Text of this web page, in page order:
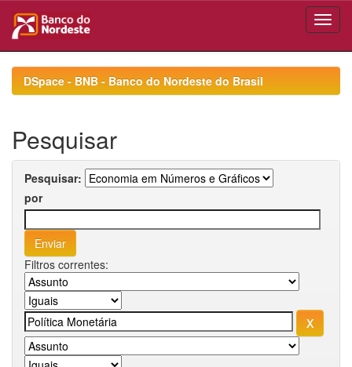
navigationDSpace - BNB - Banco do Nordeste do Brasil
Pesquisar
Pesquisar:
por
Filtros correntes: